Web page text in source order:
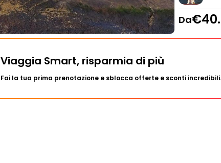
Da
Viaggia Smart, risparmia di più
Fai la tua prima prenotazione e sblocca offerte e sconti incredibili.